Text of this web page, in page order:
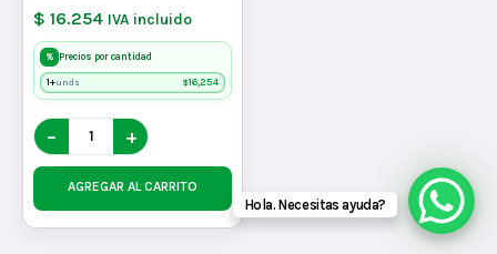
$ 16.254 IVA incluido
% Precios por cantidad
1+unds $16,254
− +
AGREGAR AL CARRITO
Hola. Necesitas ayuda?